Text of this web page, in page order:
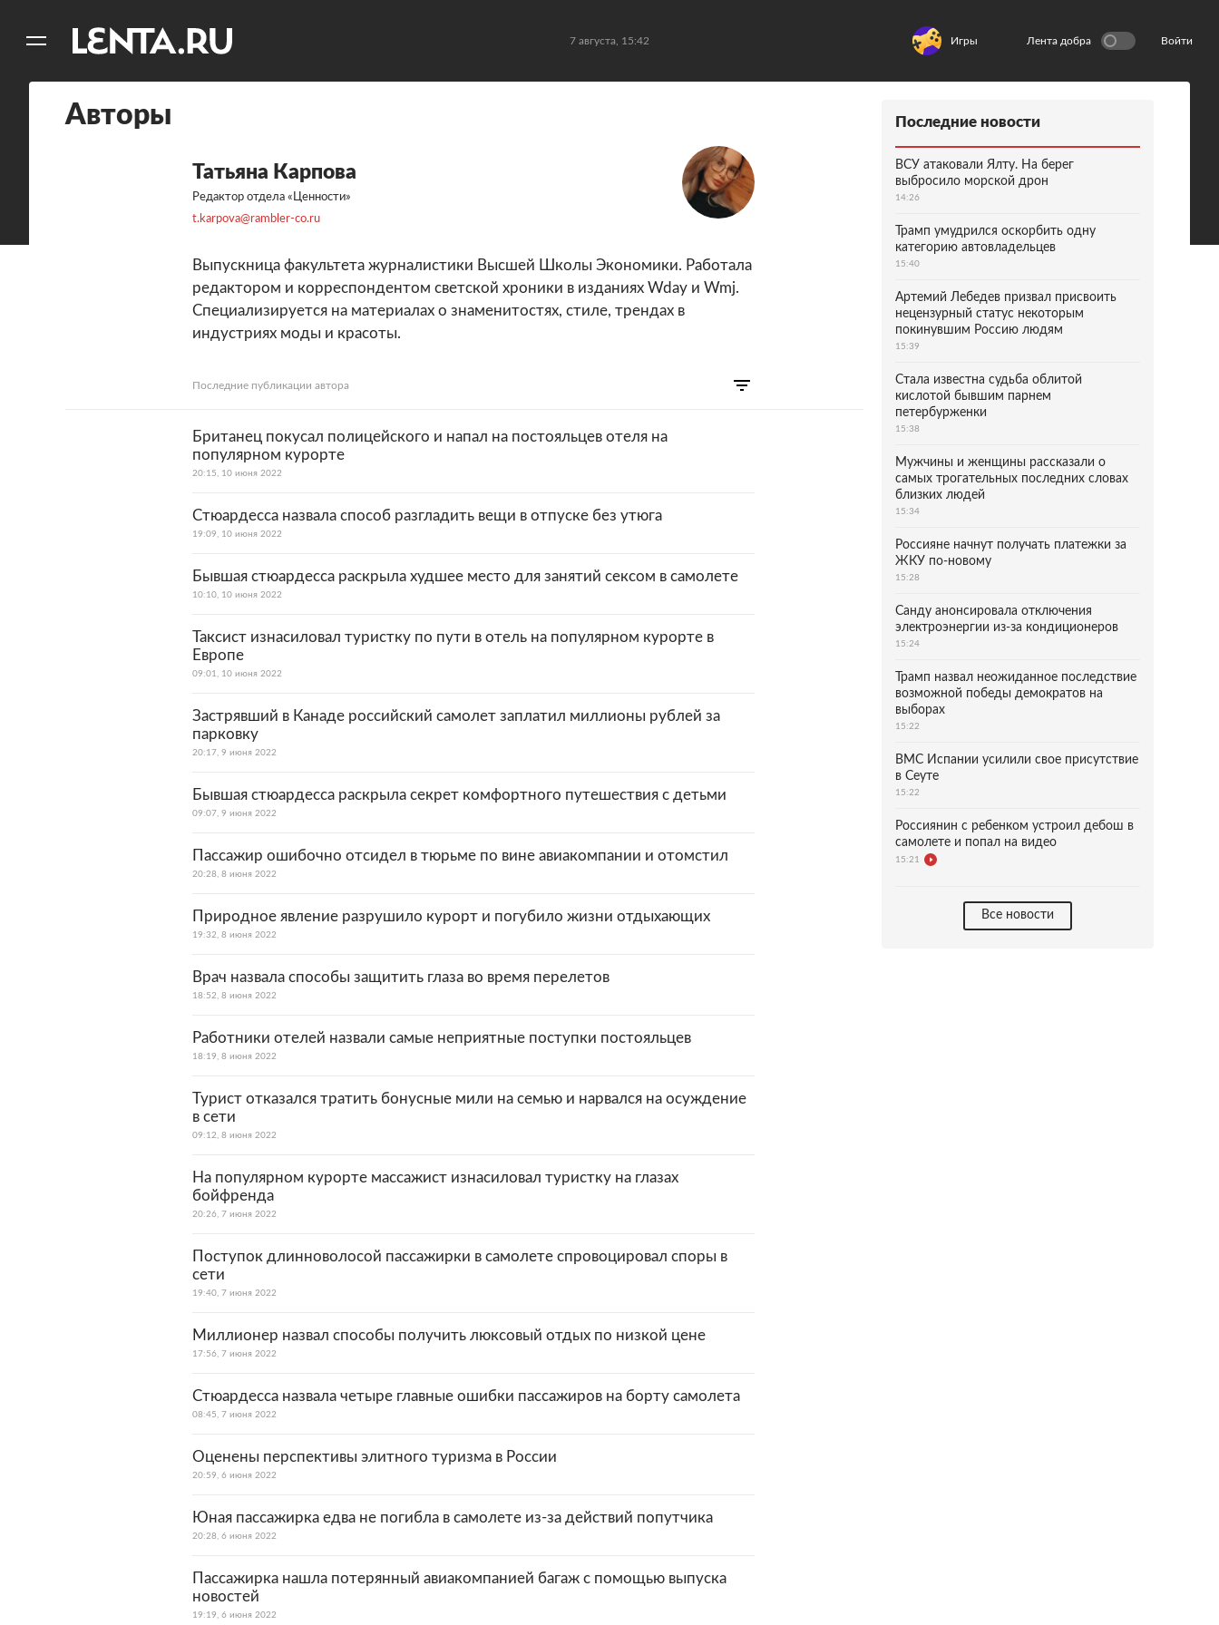
7 августа, 15:42 Игры Лента добра Войти
Авторы
Татьяна Карпова
Редактор отдела «Ценности»
t.karpova@rambler-co.ru
Выпускница факультета журналистики Высшей Школы Экономики. Работала
редактором и корреспондентом светской хроники в изданиях Wday и Wmj.
Специализируется на материалах о знаменитостях, стиле, трендах в
индустриях моды и красоты.
Последние публикации автора
Британец покусал полицейского и напал на постояльцев отеля на
популярном курорте
20:15, 10 июня 2022
Стюардесса назвала способ разгладить вещи в отпуске без утюга
19:09, 10 июня 2022
Бывшая стюардесса раскрыла худшее место для занятий сексом в самолете
10:10, 10 июня 2022
Таксист изнасиловал туристку по пути в отель на популярном курорте в
Европе
09:01, 10 июня 2022
Застрявший в Канаде российский самолет заплатил миллионы рублей за
парковку
20:17, 9 июня 2022
Бывшая стюардесса раскрыла секрет комфортного путешествия с детьми
09:07, 9 июня 2022
Пассажир ошибочно отсидел в тюрьме по вине авиакомпании и отомстил
20:28, 8 июня 2022
Природное явление разрушило курорт и погубило жизни отдыхающих
19:32, 8 июня 2022
Врач назвала способы защитить глаза во время перелетов
18:52, 8 июня 2022
Работники отелей назвали самые неприятные поступки постояльцев
18:19, 8 июня 2022
Турист отказался тратить бонусные мили на семью и нарвался на осуждение
в сети
09:12, 8 июня 2022
На популярном курорте массажист изнасиловал туристку на глазах
бойфренда
20:26, 7 июня 2022
Поступок длинноволосой пассажирки в самолете спровоцировал споры в
сети
19:40, 7 июня 2022
Миллионер назвал способы получить люксовый отдых по низкой цене
17:56, 7 июня 2022
Стюардесса назвала четыре главные ошибки пассажиров на борту самолета
08:45, 7 июня 2022
Оценены перспективы элитного туризма в России
20:59, 6 июня 2022
Юная пассажирка едва не погибла в самолете из-за действий попутчика
20:28, 6 июня 2022
Пассажирка нашла потерянный авиакомпанией багаж с помощью выпуска
новостей
19:19, 6 июня 2022
Последние новости
ВСУ атаковали Ялту. На берег
выбросило морской дрон
14:26
Трамп умудрился оскорбить одну
категорию автовладельцев
15:40
Артемий Лебедев призвал присвоить
нецензурный статус некоторым
покинувшим Россию людям
15:39
Стала известна судьба облитой
кислотой бывшим парнем
петербурженки
15:38
Мужчины и женщины рассказали о
самых трогательных последних словах
близких людей
15:34
Россияне начнут получать платежки за
ЖКУ по-новому
15:28
Санду анонсировала отключения
электроэнергии из-за кондиционеров
15:24
Трамп назвал неожиданное последствие
возможной победы демократов на
выборах
15:22
ВМС Испании усилили свое присутствие
в Сеуте
15:22
Россиянин с ребенком устроил дебош в
самолете и попал на видео
15:21
Все новости